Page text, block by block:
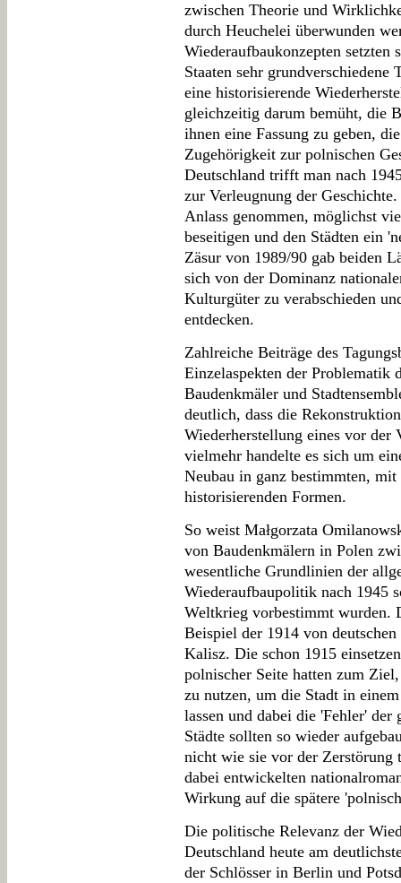
zwischen Theorie und
durch Heuchelei überwunden
Wiederaufbaukonzepten setzten
Staaten sehr grundverschiedene
eine historisierende
gleichzeitig darum bemüht, die
ihnen eine Fassung zu geben,
Zugehörigkeit zur polnischen
Deutschland trifft man nach
zur Verleugnung der
Anlass genommen, möglichst
beseitigen und den Städten ein
Zäsur von 1989/90 gab beiden
sich von der Dominanz
Kulturgüter zu verabschieden
entdecken.
Zahlreiche Beiträge des
Einzelaspekten der Problematik
Baudenkmäler und
deutlich, dass die
Wiederherstellung eines vor der
vielmehr handelte es sich um
Neubau in ganz bestimmten,
historisierenden Formen.
So weist Małgorzata
von Baudenkmälern in Polen
wesentliche Grundlinien der
Wiederaufbaupolitik nach 1945
Weltkrieg vorbestimmt wurden.
Beispiel der 1914 von
Kalisz. Die schon 1915
polnischer Seite hatten zum
zu nutzen, um die Stadt in
lassen und dabei die 'Fehler' der
Städte sollten so wieder
nicht wie sie vor der Zerstörung
dabei entwickelten
Wirkung auf die spätere
Die politische Relevanz der
Deutschland heute am
der Schlösser in Berlin und